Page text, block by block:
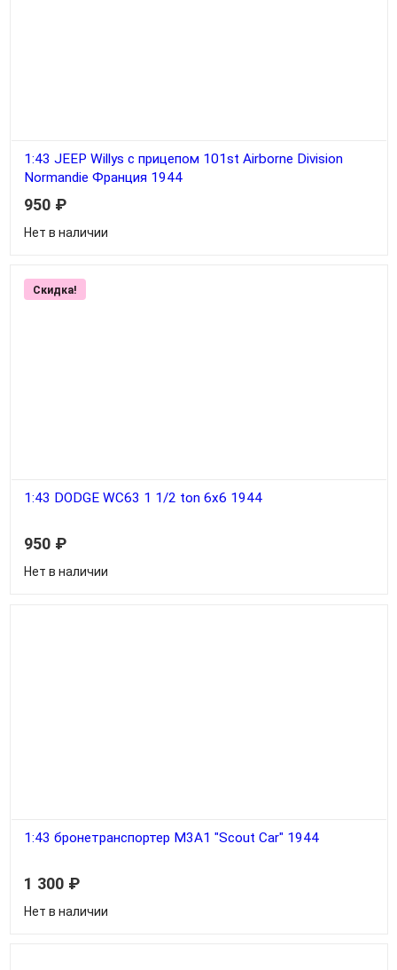
1:43 JEEP Willys с прицепом 101st Airborne Division
Normandie Франция 1944
950 ₽
Нет в наличии
Скидка!
1:43 DODGE WC63 1 1/2 ton 6x6 1944
950 ₽
Нет в наличии
1:43 бронетранспортер M3А1 "Scout Car" 1944
1 300 ₽
Нет в наличии